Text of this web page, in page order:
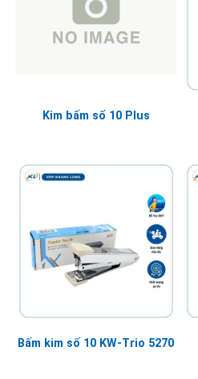
Kim bấm số 10 Plus
Bấm kim số 10 KW-Trio 5270